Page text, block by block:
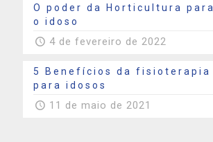
O poder da Horticultura para
o idoso
4 de fevereiro de 2022
5 Benefícios da fisioterapia
para idosos
11 de maio de 2021